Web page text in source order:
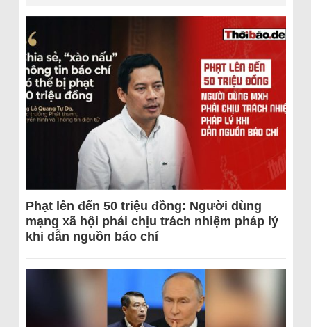
Phạt lên đến 50 triệu đồng: Người dùng
mạng xã hội phải chịu trách nhiệm pháp lý
khi dẫn nguồn báo chí